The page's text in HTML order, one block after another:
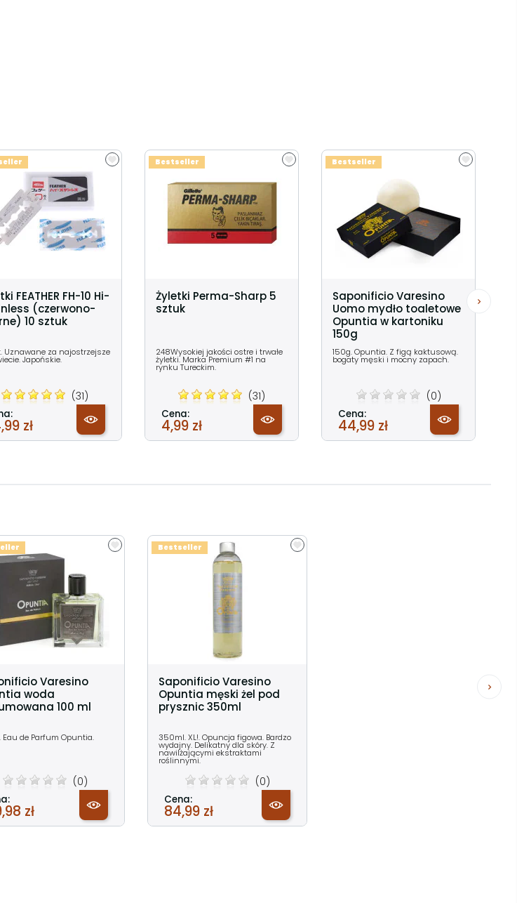
FEATHER FH-10 Hi-
(czerwono-
10 sztuk
Uznawane za najostrzejsze
Japońskie.
(31)
zł
Żyletki Perma-Sharp 5
sztuk
248Wysokiej jakości ostre i trwałe
żyletki. Marka Premium #1 na
rynku Tureckim.
(31)
Cena:
4,99 zł
Bestseller
Saponificio Varesino
Uomo mydło toaletowe
Opuntia w kartoniku
150g
150g. Opuntia. Z figą kaktusową.
bogaty męski i mocny zapach.
(0)
Cena:
44,99 zł
Bestseller
Varesino
woda
100 ml
Eau de Parfum Opuntia.
(0)
zł
Saponificio Varesino
Opuntia męski żel pod
prysznic 350ml
350ml. XL!. Opuncja figowa. Bardzo
wydajny. Delikatny dla skóry. Z
nawilżającymi ekstraktami
roślinnymi.
(0)
Cena:
84,99 zł
Bestseller